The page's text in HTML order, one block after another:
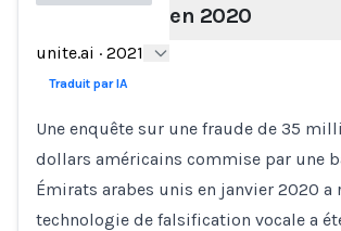
Loading...
en 2020
unite.ai · 2021
Traduit par IA
Une enquête sur une fraude de 35
dollars américains commise par une
Émirats arabes unis en janvier 2020 a
technologie de falsification vocale a